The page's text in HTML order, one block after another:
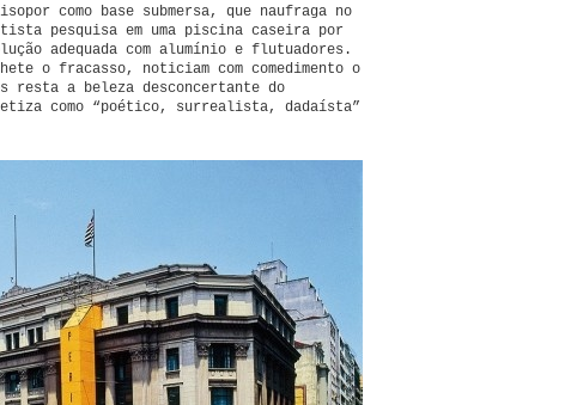
como base submersa, que naufraga no
pesquisa em uma piscina caseira por
adequada com alumínio e flutuadores.
o fracasso, noticiam com comedimento o
resta a beleza desconcertante do
como “poético, surrealista, dadaísta”